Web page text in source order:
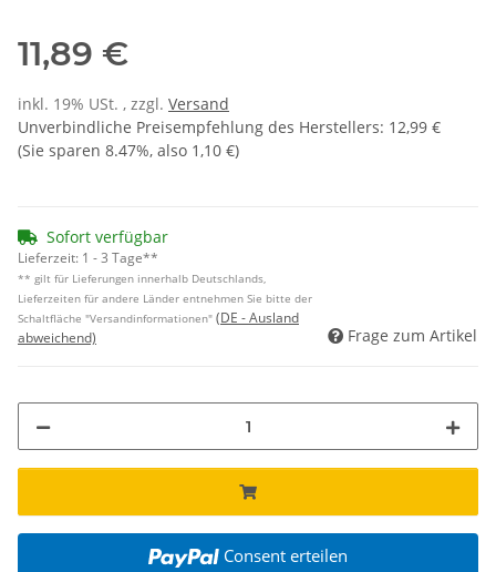
11,89 €
inkl. 19% USt. , zzgl. Versand
Unverbindliche Preisempfehlung des Herstellers: 12,99 €
(Sie sparen 8.47%, also 1,10 €)
Sofort verfügbar
Lieferzeit: 1 - 3 Tage**
** gilt für Lieferungen innerhalb Deutschlands,
Lieferzeiten für andere Länder entnehmen Sie bitte der
Schaltfläche "Versandinformationen" (DE - Ausland
abweichend)
Frage zum Artikel
Consent erteilen